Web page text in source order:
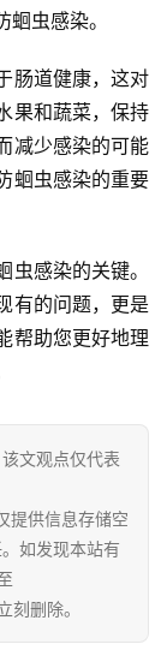
虫感染。
肠道健康，这对
果和蔬菜，保持
减少感染的可能
蛔虫感染的重要
感染的关键。
有的问题，更是
帮助您更好地理
文观点仅代表
供信息存储空
如发现本站有
删除。